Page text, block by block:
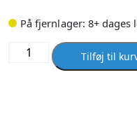
På fjernlager: 8+ dages
Unite
Tilføj til